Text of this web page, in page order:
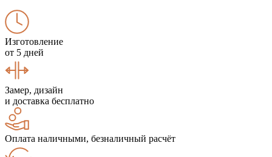
Изготовление
от 5 дней
Замер, дизайн
и доставка бесплатно
Оплата наличными, безналичный расчёт